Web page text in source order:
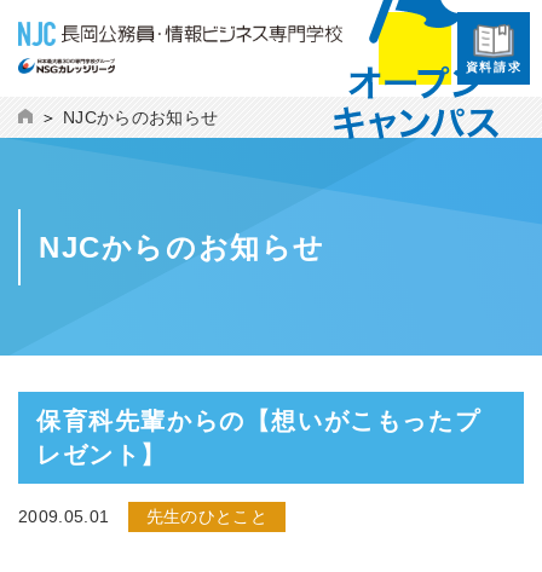
資料請求
NJCからのお知らせ
NJCからのお知らせ
保育科先輩からの【想いがこもったプ
レゼント】
2009.05.01 先生のひとこと